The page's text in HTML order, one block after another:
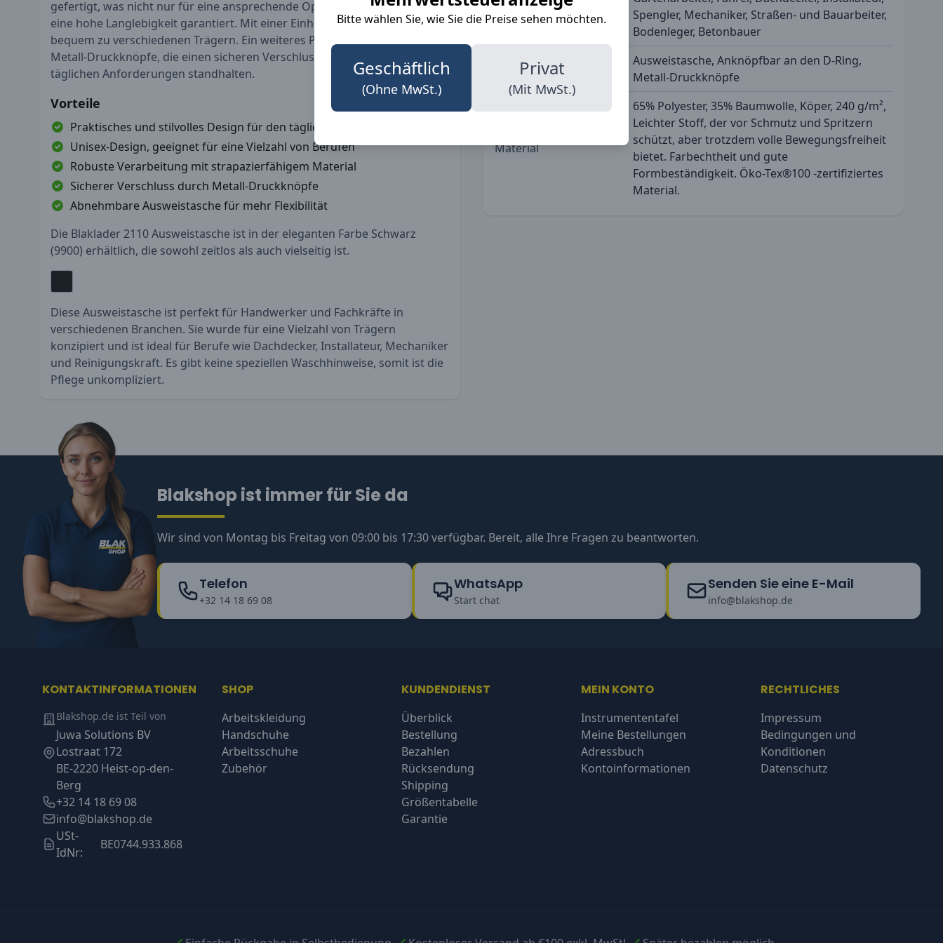
Bitte wählen Sie, wie Sie die Preise sehen möchten.
Geschäftlich
(Ohne MwSt.)
Privat
(Mit MwSt.)
gefertigt, was nicht nur für eine ansprechende Optik sorgt, sondern auch
eine hohe Langlebigkeit garantiert. Mit einer Einheitsgröße passt sie
bequem zu verschiedenen Trägern. Ein weiteres Plus sind die robusten
Metall-Druckknöpfe, die einen sicheren Verschluss bieten und den
täglichen Anforderungen standhalten.
Vorteile
Praktisches und stilvolles Design für den täglichen Gebrauch
Unisex-Design, geeignet für eine Vielzahl von Berufen
Robuste Verarbeitung mit strapazierfähigem Material
Sicherer Verschluss durch Metall-Druckknöpfe
Abnehmbare Ausweistasche für mehr Flexibilität
Die Blaklader 2110 Ausweistasche ist in der eleganten Farbe Schwarz
(9900) erhältlich, die sowohl zeitlos als auch vielseitig ist.
Diese Ausweistasche ist perfekt für Handwerker und Fachkräfte in
verschiedenen Branchen. Sie wurde für eine Vielzahl von Trägern
konzipiert und ist ideal für Berufe wie Dachdecker, Installateur, Mechaniker
und Reinigungskraft. Es gibt keine speziellen Waschhinweise, somit ist die
Pflege unkompliziert.
Berufe
Spengler, Mechaniker, Straßen- und Bauarbeiter,
Bodenleger, Betonbauer
Details
Ausweistasche, Anknöpfbar an den D-Ring,
Metall-Druckknöpfe
Material
65% Polyester, 35% Baumwolle, Köper, 240 g/m²,
Leichter Stoff, der vor Schmutz und Spritzern
schützt, aber trotzdem volle Bewegungsfreiheit
bietet. Farbechtheit und gute
Formbeständigkeit. Öko-Tex®100 -zertifiziertes
Material.
Blakshop ist immer für Sie da
Wir sind von Montag bis Freitag von 09:00 bis 17:30 verfügbar. Bereit, alle Ihre Fragen zu beantworten.
Telefon
+32 14 18 69 08
WhatsApp
Start chat
Senden Sie eine E-Mail
info@blakshop.de
KONTAKTINFORMATIONEN
Blakshop.de ist Teil von
Juwa Solutions BV
Lostraat 172
BE-2220 Heist-op-den-
Berg
+32 14 18 69 08
info@blakshop.de
USt-
IdNr:
BE0744.933.868
SHOP
Arbeitskleidung
Handschuhe
Arbeitsschuhe
Zubehör
KUNDENDIENST
Überblick
Bestellung
Bezahlen
Rücksendung
Shipping
Größentabelle
Garantie
MEIN KONTO
Instrumententafel
Meine Bestellungen
Adressbuch
Kontoinformationen
RECHTLICHES
Impressum
Bedingungen und
Konditionen
Datenschutz